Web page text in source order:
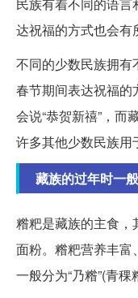
达祝福的方式也会有
不同的少数民族拥有
春节期间表达祝福的
会说“恭贺新禧”，而
许多其他少数民族用
藏族的过年时一
糌粑是藏族的主食，
面粉。糌粑营养丰富
一般分为“乃糌”(青稞